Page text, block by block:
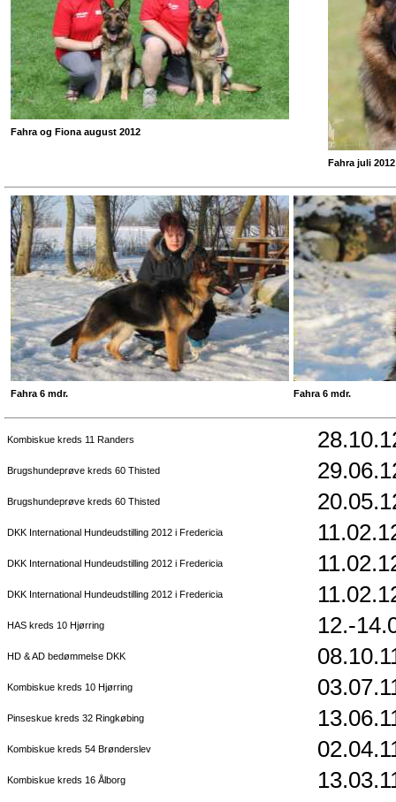
Fahra og Fiona august 2012
Fahra juli 2012
Fahra 6 mdr. Fahra 6 mdr.
Kombiskue kreds 11 Randers
Brugshundeprøve kreds 60 Thisted
Brugshundeprøve kreds 60 Thisted
DKK International Hundeudstilling 2012 i Fredericia
DKK International Hundeudstilling 2012 i Fredericia
DKK International Hundeudstilling 2012 i Fredericia
HAS kreds 10 Hjørring 12.-
HD & AD bedømmelse DKK
Kombiskue kreds 10 Hjørring
Pinseskue kreds 32 Ringkøbing
Kombiskue kreds 54 Brønderslev
Kombiskue kreds 16 Ålborg